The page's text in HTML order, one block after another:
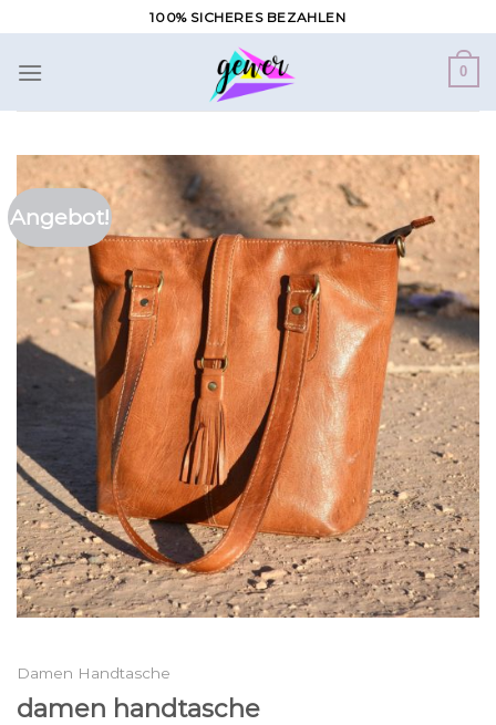
Inhalt
springen
100% SICHERES BEZAHLEN
0
Angebot!
Damen Handtasche
damen handtasche